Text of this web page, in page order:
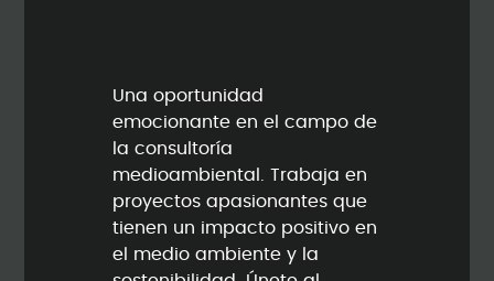
Una oportunidad
emocionante en el campo de
la consultoría
medioambiental. Trabaja en
proyectos apasionantes que
tienen un impacto positivo en
el medio ambiente y la